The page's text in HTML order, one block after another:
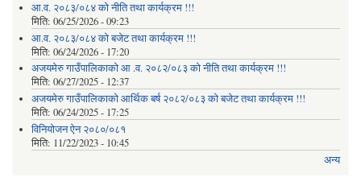
आ.व. २०८३/०८४ को नीति तथा कार्यक्रम !!!
मिति: 06/25/2026 - 09:23
आ.व. २०८३/०८४ को बजेट तथा कार्यक्रम !!!
मिति: 06/24/2026 - 17:20
अजयमेरु गाउँपालिकाको आ .व. २०८२/०८३ को नीति तथा कार्यक्रम !!!
मिति: 06/27/2025 - 12:37
अजयमेरु गाउँपालिकाको आर्थिक बर्ष २०८२/०८३ को बजेट तथा कार्यक्रम !!!
मिति: 06/24/2025 - 17:25
विनियोजन ऐन २०८०/०८१
मिति: 11/22/2023 - 10:45
अन्य